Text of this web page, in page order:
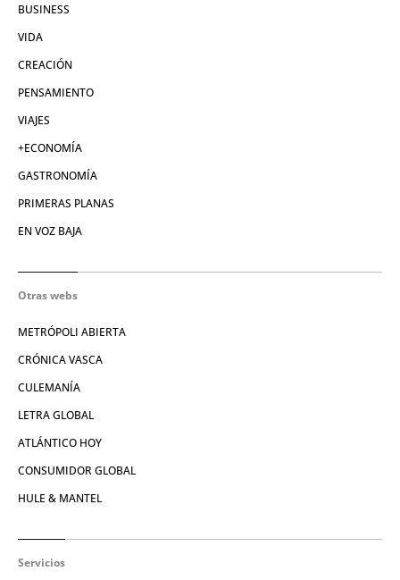
BUSINESS
VIDA
CREACIÓN
PENSAMIENTO
VIAJES
+ECONOMÍA
GASTRONOMÍA
PRIMERAS PLANAS
EN VOZ BAJA
Otras webs
METRÓPOLI ABIERTA
CRÓNICA VASCA
CULEMANÍA
LETRA GLOBAL
ATLÁNTICO HOY
CONSUMIDOR GLOBAL
HULE & MANTEL
Servicios